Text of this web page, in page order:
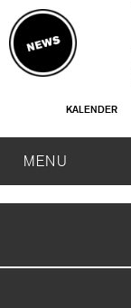
KALENDER
MENU